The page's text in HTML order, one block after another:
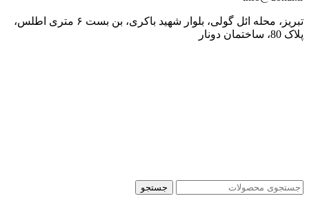
تبریز، محله ائل گولی، بلوار شهید باکری، بن بست ۶ متری اطلس،
پلاک 80، ساختمان دونار
جستجو